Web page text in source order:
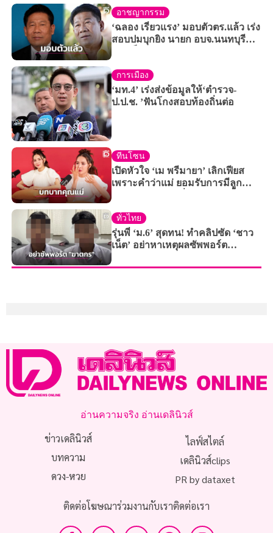
อาชญากรรม
‘ฉลอง เรี่ยวแรง’ มอบตัวตร.แล้ว เร่ง
สอบปมบุกยิง นายก อบจ.นนทบุรี
บาดเจ็บสาหัส!
การเมือง
‘มท.4’ เร่งส่งข้อมูลให้‘ตำรวจ-
ป.ป.ช. ’ฟันโกงสอบท้องถิ่นต่อ
ทีนโซน
เปิดหัวใจ ‘เม พรีมายา’ เลิกเฟียส
เพราะคำว่าแม่ ยอมรับการมีลูก
ทำให้ต้องปรับเปลี่ยนตัวเองครั้งใหญ่
ทั่วไทย
รุ่นพี่ ‘ม.6’ สุดทน! ทำคลิปซัด ‘ชาว
เน็ต’ อย่าหาเหตุผลซัพพอร์ต
‘ฆาตกร’ สังหารหมู่ครู-นักเรียน
อ่านความจริง อ่านเดลินิวส์
ข่าวเดลินิวส์
บทความ
ดวง-หวย
ไลฟ์สไตล์
เดลินิวส์clips
PR by dataxet
ติดต่อโฆษณาร่วมงานกับเราติดต่อเรา